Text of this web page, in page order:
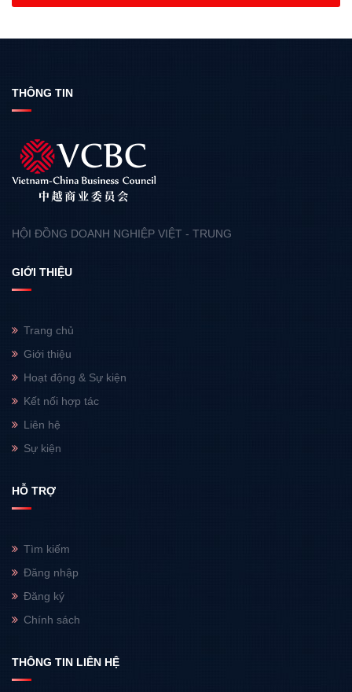
THÔNG TIN
HỘI ĐỒNG DOANH NGHIỆP VIỆT - TRUNG
GIỚI THIỆU
Trang chủ
Giới thiệu
Hoạt động & Sự kiện
Kết nối hợp tác
Liên hệ
Sự kiện
HỖ TRỢ
Tìm kiếm
Đăng nhập
Đăng ký
Chính sách
THÔNG TIN LIÊN HỆ